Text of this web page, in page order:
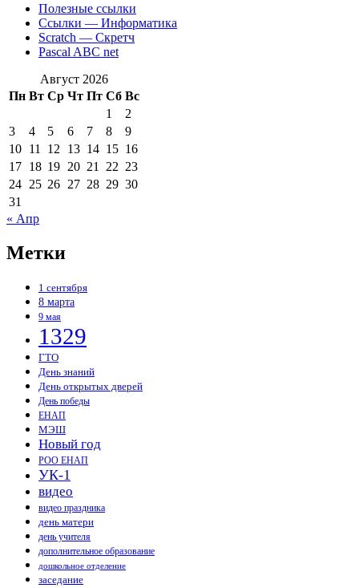
Полезные ссылки
Ссылки — Информатика
Scratch — Скретч
Pascal ABC net
Август 2026
Пн Вт Ср Чт Пт Сб Вс
1
2
3
4 5 6 7 8
9
10 11 12 13 14 15 16
17 18 19 20 21 22 23
24 25 26 27 28 29 30
31
« Апр
Метки
1 сентября
8 марта
9 мая
1329
ГТО
День знаний
День открытых дверей
День победы
ЕНАП
МЭШ
Новый год
РОО ЕНАП
УК-1
видео
видео праздника
день матери
день учителя
дополнительное образование
дошкольное отделение
заседание